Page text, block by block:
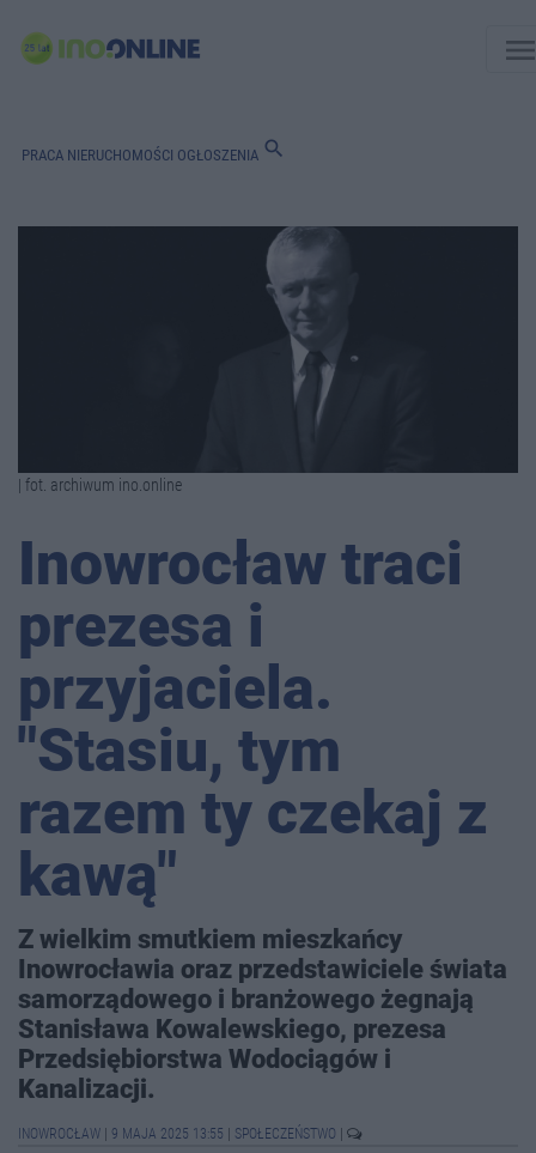
PRACA NIERUCHOMOŚCI OGŁOSZENIA search
| fot. archiwum ino.online
Inowrocław traci
prezesa i
przyjaciela.
"Stasiu, tym
razem ty czekaj z
kawą"
Z wielkim smutkiem mieszkańcy
Inowrocławia oraz przedstawiciele świata
samorządowego i branżowego żegnają
Stanisława Kowalewskiego, prezesa
Przedsiębiorstwa Wodociągów i
Kanalizacji.
INOWROCŁAW 9 MAJA 2025 13:55 SPOŁECZEŃSTWO